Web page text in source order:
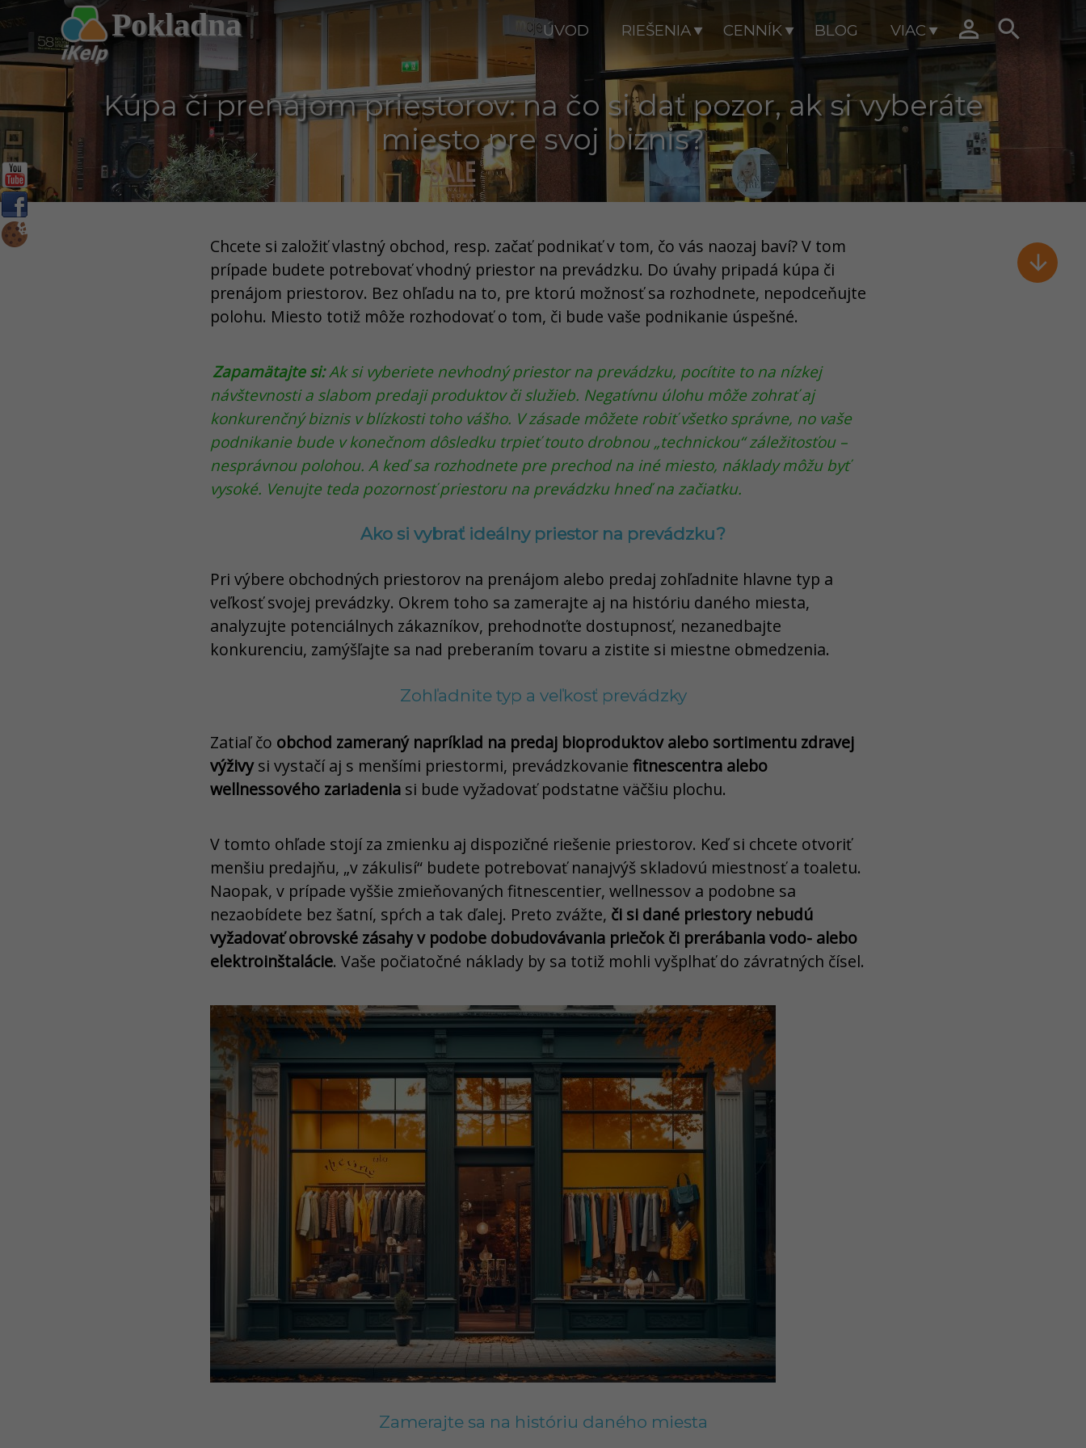
Pokladna ÚVOD RIEŠENIA CENNÍK BLOG VIAC  

Kúpa či prenájom priestorov: na čo si dať pozor, ak si vyberáte
miesto pre svoj biznis?
Chcete si založiť vlastný obchod, resp. začať podnikať v tom, čo vás naozaj baví? V tom
prípade budete potrebovať vhodný priestor na prevádzku. Do úvahy pripadá kúpa či
prenájom priestorov. Bez ohľadu na to, pre ktorú možnosť sa rozhodnete, nepodceňujte
polohu. Miesto totiž môže rozhodovať o tom, či bude vaše podnikanie úspešné.
Zapamätajte si:Ak si vyberiete nevhodný priestor na prevádzku, pocítite to na nízkej
návštevnosti a slabom predaji produktov či služieb. Negatívnu úlohu môže zohrať aj
konkurenčný biznis v blízkosti toho vášho. V zásade môžete robiť všetko správne, no vaše
podnikanie bude v konečnom dôsledku trpieť touto drobnou „technickou“ záležitosťou –
nesprávnou polohou. A keď sa rozhodnete pre prechod na iné miesto, náklady môžu byť
vysoké. Venujte teda pozornosť priestoru na prevádzku hneď na začiatku.
Ako si vybrať ideálny priestor na prevádzku?
Pri výbere obchodných priestorov na prenájom alebo predaj zohľadnite hlavne typ a
veľkosť svojej prevádzky. Okrem toho sa zamerajte aj na históriu daného miesta,
analyzujte potenciálnych zákazníkov, prehodnoťte dostupnosť, nezanedbajte
konkurenciu, zamýšľajte sa nad preberaním tovaru a zistite si miestne obmedzenia.
Zohľadnite typ a veľkosť prevádzky
Zatiaľ čo obchod zameraný napríklad na predaj bioproduktov alebo sortimentu zdravej
výživysi vystačí aj s menšími priestormi, prevádzkovanie fitnescentra alebo
wellnessového zariadenia si bude vyžadovať podstatne väčšiu plochu.
V tomto ohľade stojí za zmienku aj dispozičné riešenie priestorov. Keď si chcete otvoriť
menšiu predajňu, „v zákulisí“ budete potrebovať nanajvýš skladovú miestnosť a toaletu.
Naopak, v prípade vyššie zmieňovaných fitnescentier, wellnessov a podobne sa
nezaobídete bez šatní, spŕch a tak ďalej. Preto zvážte, či si dané priestory nebudú
vyžadovať obrovské zásahy v podobe dobudovávania priečok či prerábania vodo- alebo
elektroinštalácie. Vaše počiatočné náklady by sa totiž mohli vyšplhať do závratných čísel.
Zamerajte sa na históriu daného miesta